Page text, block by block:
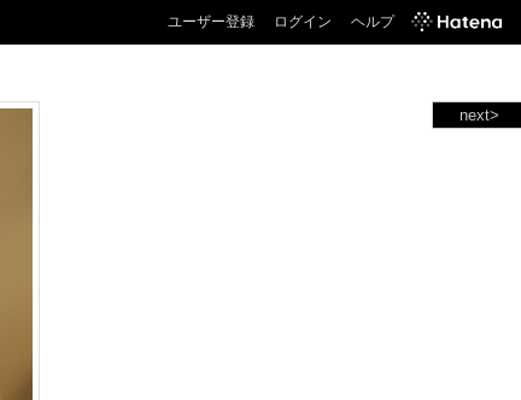
ユーザー登録 ログイン ヘルプ
next>